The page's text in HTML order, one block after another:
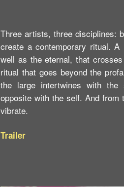
Three artists, three disciplines:
create a contemporary ritual.
well as the eternal, that
ritual that goes beyond the
the large intertwines with
opposite with the self. And
vibrate.
Trailer